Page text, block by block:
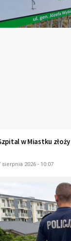
w Miastku
sierpnia 2026 - 10:07